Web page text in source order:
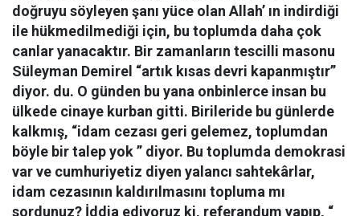
doğruyu söyleyen şanı yüce olan Allah’ ın indirdiği
ile hükmedilmediği için, bu toplumda daha çok
canlar yanacaktır. Bir zamanların tescilli masonu
Süleyman Demirel “artık kısas devri kapanmıştır”
diyor. du. O günden bu yana onbinlerce insan bu
ülkede cinaye kurban gitti. Birileride bu günlerde
kalkmış, “idam cezası geri gelemez, toplumdan
böyle bir talep yok ” diyor. Bu toplumda demokrasi
var ve cumhuriyetiz diyen yalancı sahtekârlar,
idam cezasının kaldırılmasını topluma mı
sordunuz? İddia ediyoruz ki, referandum yapıp, “